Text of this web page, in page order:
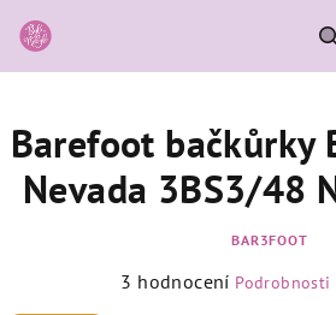
na
obsah
Barefoot bačkůrky
Nevada 3BS3/48
BAR3FOOT
Průměrné
3 hodnocení